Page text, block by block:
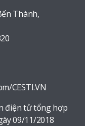
Thành,
CESTI.VN
điện tử tổng hợp
09/11/2018